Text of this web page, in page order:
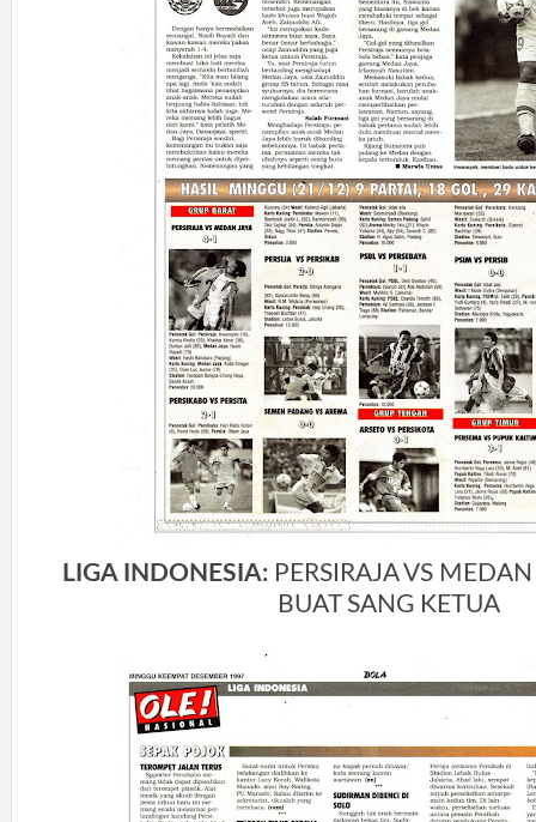
LIGA INDONESIA: PERSIRAJA VS
BUAT SANG KETUA